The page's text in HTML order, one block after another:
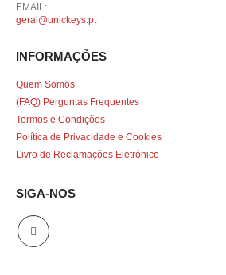
EMAIL:
geral@unickeys.pt
INFORMAÇÕES
Quem Somos
(FAQ) Perguntas Frequentes
Termos e Condições
Política de Privacidade e Cookies
Livro de Reclamações Eletrónico
SIGA-NOS